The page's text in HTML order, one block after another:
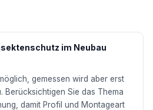
im Neubau
gemessen wird aber erst
Berücksichtigen Sie das Thema
damit Profil und Montageart